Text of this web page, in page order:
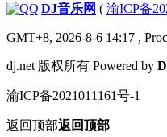
|DJ音乐网 ( 渝ICP备
GMT+8, 2026-8-6 14:17 ,
dj.net 版权所有 Powered by
渝ICP备2021011161号-1
返回顶部返回顶部